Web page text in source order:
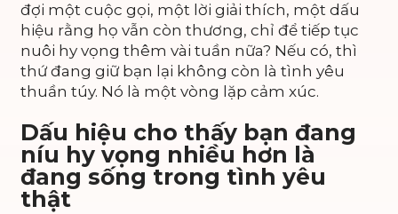
đợi một cuộc gọi, một lời giải thích, một dấu
hiệu rằng họ vẫn còn thương, chỉ để tiếp tục
nuôi hy vọng thêm vài tuần nữa? Nếu có, thì
thứ đang giữ bạn lại không còn là tình yêu
thuần túy. Nó là một vòng lặp cảm xúc.
Dấu hiệu cho thấy bạn đang
níu hy vọng nhiều hơn là
đang sống trong tình yêu
thật